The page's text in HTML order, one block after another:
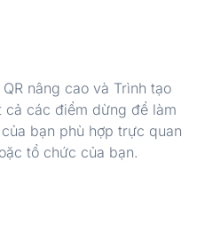
nâng cao và Trình tạo
cả các điểm dừng để làm
bạn phù hợp trực quan
tổ chức của bạn.